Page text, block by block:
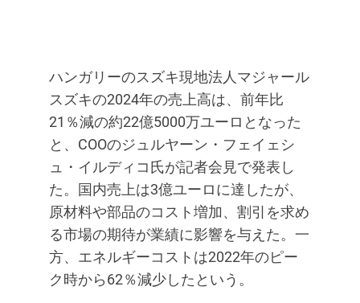
ハンガリーのスズキ現地法人マジャール
スズキの2024年の売上高は、前年比
21％減の約22億5000万ユーロとなった
と、COOのジュルヤーン・フェイェシ
ュ・イルディコ氏が記者会見で発表し
た。国内売上は3億ユーロに達したが、
原材料や部品のコスト増加、割引を求め
る市場の期待が業績に影響を与えた。一
方、エネルギーコストは2022年のピー
ク時から62％減少したという。